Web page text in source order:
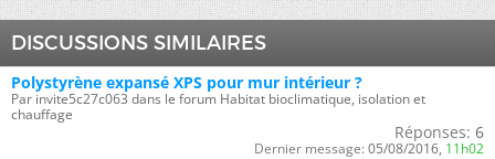
DISCUSSIONS SIMILAIRES
Polystyrène expansé XPS pour mur intérieur ?
Par invite5c27c063 dans le forum Habitat bioclimatique, isolation et
chauffage
Réponses: 6
Dernier message: 05/08/2016, 11h02